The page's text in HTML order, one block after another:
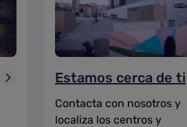
Estamos cerca de ti
Contacta con nosotros y
localiza los centros y